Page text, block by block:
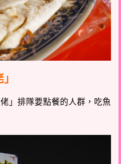
」排隊要點餐的人群，吃魚